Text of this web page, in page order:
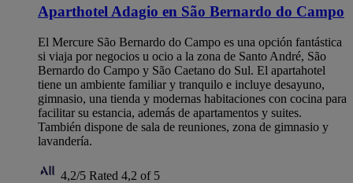
Aparthotel Adagio en São Bernardo do Campo
El Mercure São Bernardo do Campo es una opción fantástica
si viaja por negocios u ocio a la zona de Santo André, São
Bernardo do Campo y São Caetano do Sul. El apartahotel
tiene un ambiente familiar y tranquilo e incluye desayuno,
gimnasio, una tienda y modernas habitaciones con cocina para
facilitar su estancia, además de apartamentos y suites.
También dispone de sala de reuniones, zona de gimnasio y
lavandería.
4,2/5 Rated 4,2 of 5